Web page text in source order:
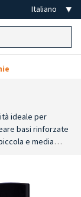
ideale per
basi rinforzate
e media
del top coat.